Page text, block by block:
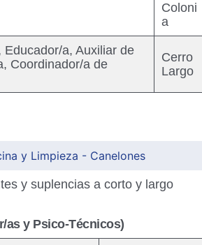
Coloni
a
a, Auxiliar de
Coordinador/a de
Cerro
Largo
y Limpieza - Canelones
y suplencias a corto y largo
as y Psico-Técnicos)